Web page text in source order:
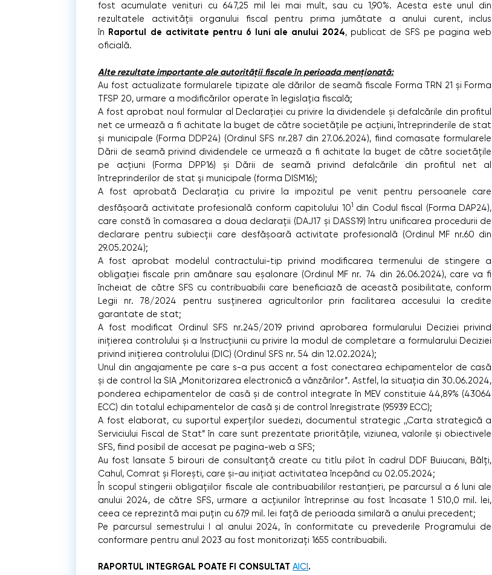
fost acumulate venituri cu 647,25 mil lei mai mult, sau cu 1,90%. Acesta este unul din
rezultatele activității organului fiscal pentru prima jumătate a anului curent, inclus
în Raportul de activitate pentru 6 luni ale anului 2024, publicat de SFS pe pagina web
oficială.
Alte rezultate importante ale autorității fiscale în perioada menționată:
Au fost actualizate formularele tipizate ale dărilor de seamă fiscale Forma TRN 21 și Forma
TFSP 20, urmare a modificărilor operate în legislația fiscală;
A fost aprobat noul formular al Declarației cu privire la dividendele și defalcările din profitul
net ce urmează a fi achitate la buget de către societățile pe acțiuni, întreprinderile de stat
și municipale (Forma DDP24) (Ordinul SFS nr.287 din 27.06.2024), fiind comasate formularele
Dării de seamă privind dividendele ce urmează a fi achitate la buget de către societățile
pe acțiuni (Forma DPP16) și Dării de seamă privind defalcările din profitul net al
întreprinderilor de stat şi municipale (forma DISM16);
A fost aprobată Declarația cu privire la impozitul pe venit pentru persoanele care
desfășoară activitate profesională conform capitolului 101 din Codul fiscal (Forma DAP24),
care constă în comasarea a doua declarații (DAJ17 și DASS19) întru unificarea procedurii de
declarare pentru subiecții care desfășoară activitate profesională (Ordinul MF nr.60 din
29.05.2024);
A fost aprobat modelul contractului-tip privind modificarea termenului de stingere a
obligației fiscale prin amânare sau eșalonare (Ordinul MF nr. 74 din 26.06.2024), care va fi
încheiat de către SFS cu contribuabilii care beneficiază de această posibilitate, conform
Legii nr. 78/2024 pentru susținerea agricultorilor prin facilitarea accesului la credite
garantate de stat;
A fost modificat Ordinul SFS nr.245/2019 privind aprobarea formularului Deciziei privind
inițierea controlului și a Instrucțiunii cu privire la modul de completare a formularului Deciziei
privind inițierea controlului (DIC) (Ordinul SFS nr. 54 din 12.02.2024);
Unul din angajamente pe care s-a pus accent a fost conectarea echipamentelor de casă
și de control la SIA „Monitorizarea electronică a vânzărilor”. Astfel, la situația din 30.06.2024,
ponderea echipamentelor de casă și de control integrate în MEV constituie 44,89% (43064
ECC) din totalul echipamentelor de casă și de control înregistrate (95939 ECC);
A fost elaborat, cu suportul experților suedezi, documentul strategic ,,Carta strategică a
Serviciului Fiscal de Stat” în care sunt prezentate prioritățile, viziunea, valorile și obiectivele
SFS, fiind posibil de accesat pe pagina-web a SFS;
Au fost lansate 5 birouri de consultanță create cu titlu pilot în cadrul DDF Buiucani, Bălți,
Cahul, Comrat și Florești, care și-au inițiat activitatea începând cu 02.05.2024;
În scopul stingerii obligațiilor fiscale ale contribuabililor restanțieri, pe parcursul a 6 luni ale
anului 2024, de către SFS, urmare a acțiunilor întreprinse au fost încasate 1 510,0 mil. lei,
ceea ce reprezintă mai puțin cu 67,9 mil. lei față de perioada similară a anului precedent;
Pe parcursul semestrului I al anului 2024, în conformitate cu prevederile Programului de
conformare pentru anul 2023 au fost monitorizați 1655 contribuabili.
RAPORTUL INTEGRGAL POATE FI CONSULTATAICI .